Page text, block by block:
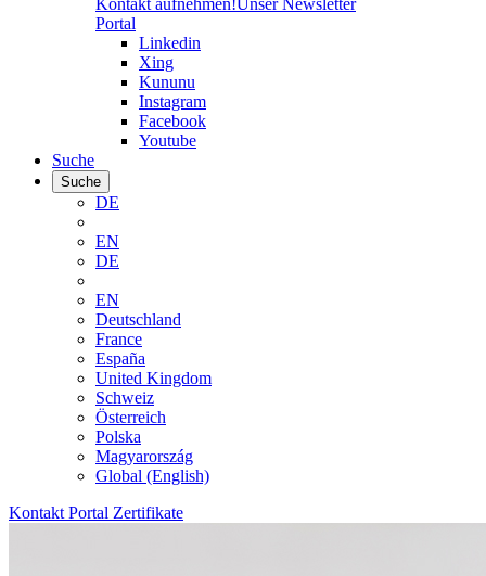
Kontakt aufnehmen!Unser Newsletter
Portal
Linkedin
Xing
Kununu
Instagram
Facebook
Youtube
Suche
Suche
DE
EN
DE
EN
Deutschland
France
España
United Kingdom
Schweiz
Österreich
Polska
Magyarország
Global (English)
Kontakt Portal Zertifikate